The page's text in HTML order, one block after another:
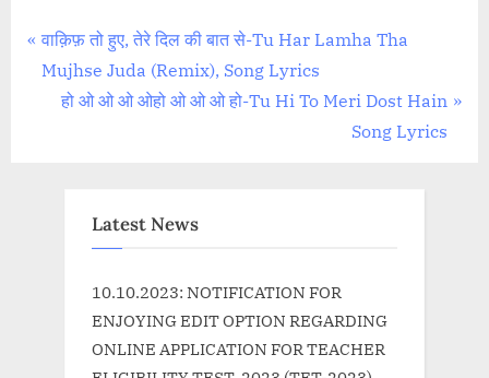
Post
navigation
P
r
वाक़िफ़ तो हुए, तेरे दिल की बात से-Tu Har Lamha Tha
Mujhse Juda (Remix), Song Lyrics
N
हो ओ ओ ओ ओहो ओ ओ ओ हो-Tu Hi To Meri Dost Hain
Song Lyrics
Latest News
10.10.2023: NOTIFICATION FOR
ENJOYING EDIT OPTION REGARDING
ONLINE APPLICATION FOR TEACHER